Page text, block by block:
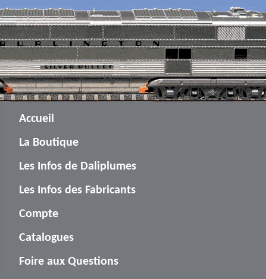
Accueil
La Boutique
Les Infos de Daliplumes
Les Infos des Fabricants
Compte
Catalogues
Foire aux Questions